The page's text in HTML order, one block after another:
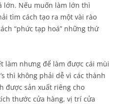
lớn. Nếu muốn làm lớn thì
tìm cách tạo ra một vài rào
“phức tạp hoá” những thứ
làm nhưng để làm được cái mùi
thì không phải dễ vì các thành
được sản xuất riêng cho
thước cửa hàng, vị trí cửa